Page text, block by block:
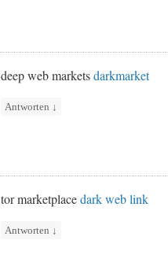
deep web marketsdarkmarket
Antworten ↓
tor marketplacedark web link
Antworten ↓